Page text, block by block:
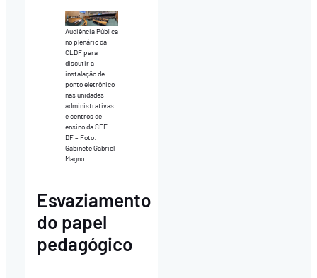
Audiência Pública
no plenário da
CLDF para
discutir a
instalação de
ponto eletrônico
nas unidades
administrativas
e centros de
ensino da SEE-
DF – Foto:
Gabinete Gabriel
Magno.
Esvaziamento
do papel
pedagógico